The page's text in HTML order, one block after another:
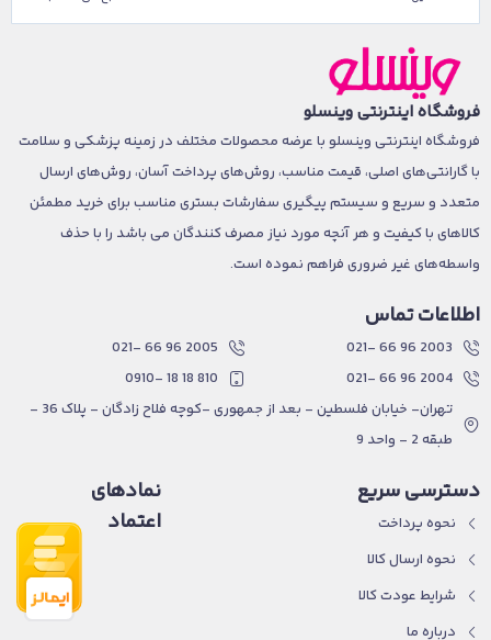
فروشگاه اینترنتی وینسلو
فروشگاه اینترنتی وینسلو با عرضه محصولات مختلف در زمینه پزشکی و سلامت
با گارانتی‌های اصلی، قیمت مناسب، روش‌های پرداخت آسان، روش‌های ارسال
متعدد و سریع و سیستم پیگیری سفارشات بستری مناسب برای خرید مطمئن
کالاهای با کیفیت و هر آنچه مورد نیاز مصرف کنندگان می باشد را با حذف
واسطه‌های غیر ضروری فراهم نموده است.
اطلاعات تماس
2003 96 66 -021
2004 96 66 -021
2005 96 66 -021
810 18 18 -0910
تهران- خیابان فلسطین - بعد از جمهوری -کوچه فلاح زادگان - پلاک 36 -
طبقه 2 - واحد 9
دسترسی سریع
نحوه پرداخت
نحوه ارسال کالا
شرایط عودت کالا
درباره ما
نمادهای
اعتماد